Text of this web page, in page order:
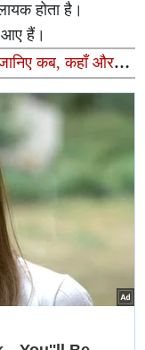
होता है।
आए हैं।
कब, कहाँ और